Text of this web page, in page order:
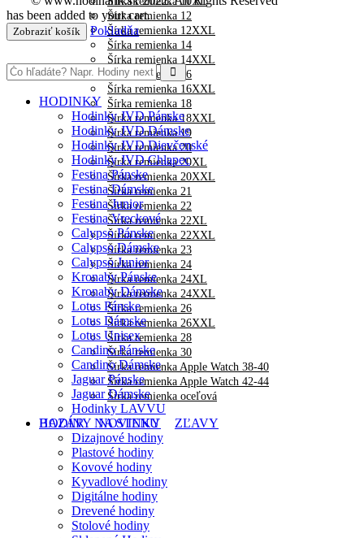
Šírka remienka 12
Šírka remienka 12XXL
Šírka remienka 14
Šírka remienka 14XXL
Šírka remienka 16
Šírka remienka 16XXL
Šírka remienka 18
Šírka remienka 18XXL
Šírka remienka 19
Šírka remienka 20
Šírka remienka 20XL
Šírka remienka 20XXL
Šírka remienka 21
Šírka remienka 22
Šírka remienka 22XL
Šírka remienka 22XXL
Šírka remienka 23
Šírka remienka 24
Šírka remienka 24XL
Šírka remienka 24XXL
Šírka remienka 26
Šírka remienka 26XXL
Šírka remienka 28
Šírka remienka 30
Šírka remienka Apple Watch 38-40
Šírka remienka Apple Watch 42-44
Šírka remienka oceľová
BAZÁR NOVINKY ZĽAVY
has been added to your cart.
Zobraziť košík Pokladňa
HODINKY
Hodinky JVD Pánske
Hodinky JVD Dámske
Hodinky JVD Dievčenské
Hodinky JVD Chlapec
Festina Pánske
Festina Dámske
Festina Junior
Festina Vreckové
Calypso Pánske
Calypso Dámske
Calypso Junior
Kronaby Pánske
Kronaby Dámske
Lotus Pánske
Lotus Dámske
Lotus Unisex
Candino Pánske
Candino Dámske
Jaguar Pánske
Jaguar Dámske
Hodinky LAVVU
HODINY NA STENU
Dizajnové hodiny
Plastové hodiny
Kovové hodiny
Kyvadlové hodiny
Digitálne hodiny
Drevené hodiny
Stolové hodiny